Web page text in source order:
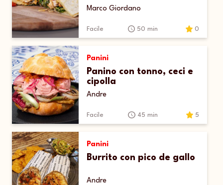
Marco Giordano
Facile 50 min 0
Panini
Panino con tonno, ceci e
cipolla
Andre
Facile 45 min 5
Panini
Burrito con pico de gallo
Andre